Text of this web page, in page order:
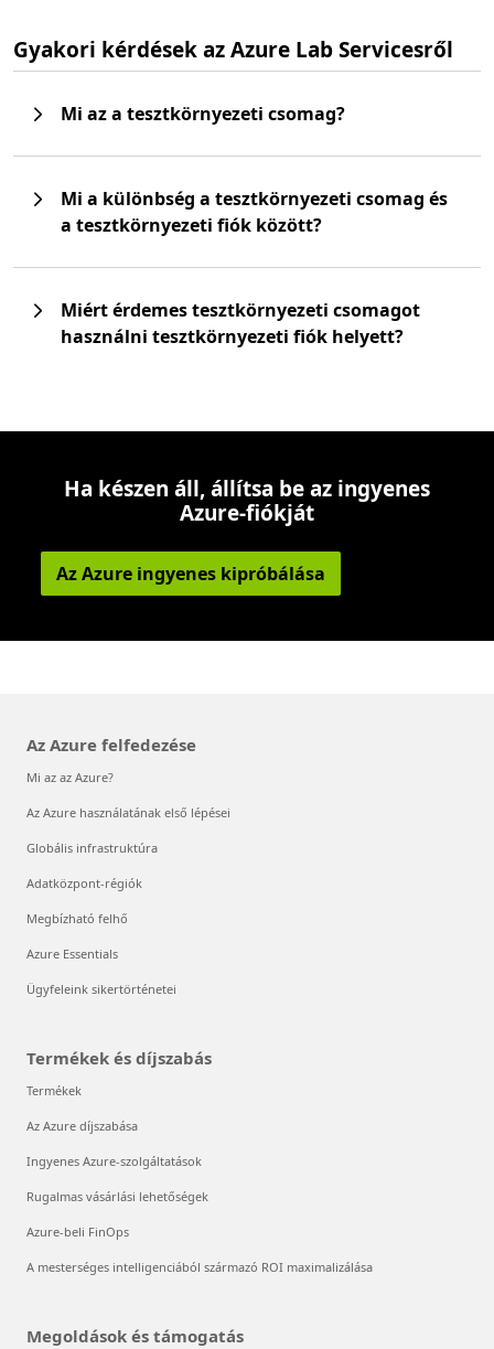
Gyakori kérdések az Azure Lab Servicesről
Mi az a tesztkörnyezeti csomag?
Mi a különbség a tesztkörnyezeti csomag és
a tesztkörnyezeti fiók között?
Miért érdemes tesztkörnyezeti csomagot
használni tesztkörnyezeti fiók helyett?
Ha készen áll, állítsa be az ingyenes
Azure-fiókját
Az Azure ingyenes kipróbálása
Az Azure felfedezése
Mi az az Azure?
Az Azure használatának első lépései
Globális infrastruktúra
Adatközpont-régiók
Megbízható felhő
Azure Essentials
Ügyfeleink sikertörténetei
Termékek és díjszabás
Termékek
Az Azure díjszabása
Ingyenes Azure-szolgáltatások
Rugalmas vásárlási lehetőségek
Azure-beli FinOps
A mesterséges intelligenciából származó ROI maximalizálása
Megoldások és támogatás